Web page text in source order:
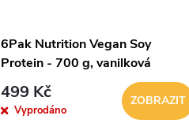
6Pak Nutrition Vegan Soy
Protein - 700 g, vanilková
zmrzlina
499 Kč
Vyprodáno
ZOBRAZIT